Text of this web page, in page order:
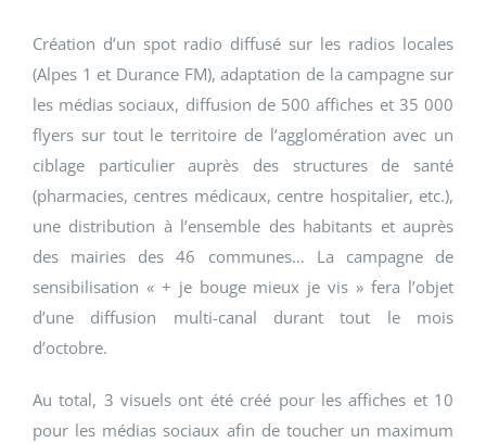
Création d’un spot radio diffusé sur les radios locales
(Alpes 1 et Durance FM), adaptation de la campagne sur
les médias sociaux, diffusion de 500 affiches et 35 000
flyers sur tout le territoire de l’agglomération avec un
ciblage particulier auprès des structures de santé
(pharmacies, centres médicaux, centre hospitalier, etc.),
une distribution à l’ensemble des habitants et auprès
des mairies des 46 communes… La campagne de
sensibilisation « + je bouge mieux je vis » fera l’objet
d’une diffusion multi-canal durant tout le mois
d’octobre.
Au total, 3 visuels ont été créé pour les affiches et 10
pour les médias sociaux afin de toucher un maximum